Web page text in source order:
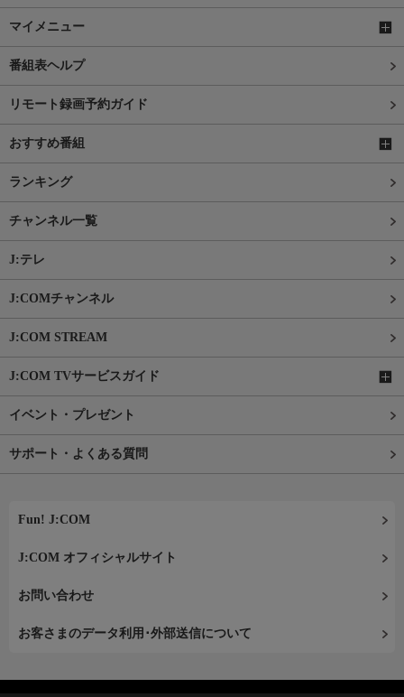
マイメニュー
番組表ヘルプ
リモート録画予約ガイド
おすすめ番組
ランキング
チャンネル一覧
J:テレ
J:COMチャンネル
J:COM STREAM
J:COM TVサービスガイド
イベント・プレゼント
サポート・よくある質問
Fun! J:COM
J:COM オフィシャルサイト
お問い合わせ
お客さまのデータ利用･外部送信について